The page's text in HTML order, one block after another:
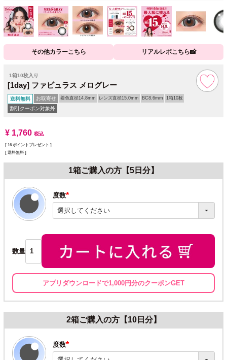
その他カラーこちら リアルレポこちら📸
1箱10枚入り
[1day] ファビュラス メログレー
送料無料 お取寄せ 着色直径14.8mm レンズ直径15.0mm BC8.6mm 1箱10枚
割引クーポン対象外
¥ 1,760 税込
[ 16 ポイントプレゼント ]
送料無料
1箱ご購入の方【5日分】
度数
(必
須)
数量
アプリダウンロードで1,000円分のクーポンGET
2箱ご購入の方【10日分】
度数
(必